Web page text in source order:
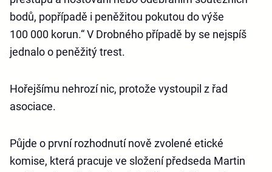
bodů, popřípadě i peněžitou pokutou do výše
100 000 korun.“ V Drobného případě by se nejspíš
jednalo o peněžitý trest.
Hořejšímu nehrozí nic, protože vystoupil z řad
asociace.
Půjde o první rozhodnutí nově zvolené etické
komise, která pracuje ve složení předseda Martin